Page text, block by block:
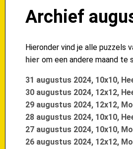
Archief
Hieronder vind je alle puzzels
hier om een andere maand te
31 augustus 2024, 10x10,
30 augustus 2024, 12x12,
29 augustus 2024, 12x12,
28 augustus 2024, 10x10,
27 augustus 2024, 10x10,
26 augustus 2024, 12x12,